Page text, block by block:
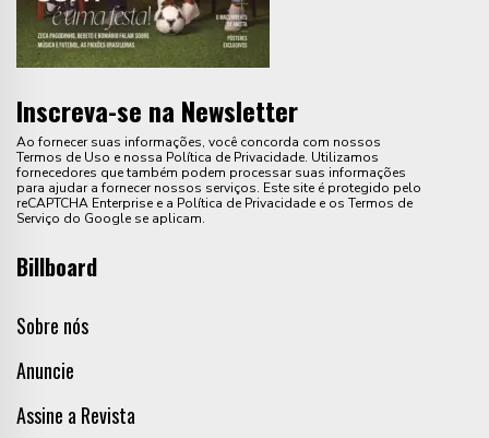
Inscreva-se na Newsletter
Ao fornecer suas informações, você concorda com nossos
Termos de Uso e nossa Política de Privacidade. Utilizamos
fornecedores que também podem processar suas informações
para ajudar a fornecer nossos serviços. Este site é protegido pelo
reCAPTCHA Enterprise e a Política de Privacidade e os Termos de
Serviço do Google se aplicam.
Billboard
Sobre nós
Anuncie
Assine a Revista